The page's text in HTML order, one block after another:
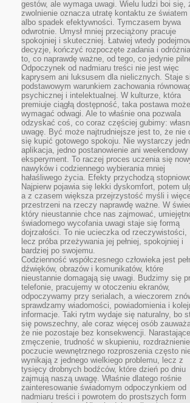
gestów, ale wymaga uwagi. Wielu ludzi boi się,
zwolnienie oznacza utratę kontaktu ze światem
albo spadek efektywności. Tymczasem bywa
odwrotnie. Umysł mniej przeciążony pracuje
spokojniej i skuteczniej. Łatwiej wtedy
decyzje, kończyć rozpoczęte zadania i
to, co naprawdę ważne, od tego, co jedynie
Odpoczynek od nadmiaru treści nie jest więc
kaprysem ani luksusem dla nielicznych. Staje
podstawowym warunkiem zachowania
psychicznej i intelektualnej. W kulturze, która
premiuje ciągłą dostępność, taka postawa może
wymagać odwagi. Ale to właśnie ona pozwala
odzyskać coś, co coraz częściej gubimy:
uwagę. Być może najtrudniejsze jest to, że nie
się kupić gotowego spokoju. Nie wystarczy
aplikacja, jedno postanowienie ani weekendowy
eksperyment. To raczej proces uczenia się
nawyków i codziennego wybierania mniej
hałaśliwego życia. Efekty przychodzą
Najpierw pojawia się lekki dyskomfort, potem
a z czasem większa przejrzystość myśli i
przestrzeni na rzeczy naprawdę ważne. W
który nieustannie chce nas zajmować,
świadomego wycofania uwagi staje się formą
dojrzałości. To nie ucieczka od rzeczywistości,
lecz próba przeżywania jej pełniej, spokojniej i
bardziej po swojemu.
Codzienność współczesnego człowieka jest
dźwięków, obrazów i komunikatów, które
nieustannie domagają się uwagi. Budzimy się
telefonie, pracujemy w otoczeniu ekranów,
odpoczywamy przy serialach, a wieczorem
sprawdzamy wiadomości, powiadomienia i
informacje. Taki rytm wydaje się naturalny, bo
się powszechny, ale coraz więcej osób
że nie pozostaje bez konsekwencji. Narastające
zmęczenie, trudność w skupieniu,
poczucie wewnętrznego rozproszenia często
wynikają z jednego wielkiego problemu, lecz z
tysięcy drobnych bodźców, które dzień po dniu
zajmują naszą uwagę. Właśnie dlatego rośnie
zainteresowanie świadomym odpoczynkiem od
nadmiaru treści i powrotem do prostszych form